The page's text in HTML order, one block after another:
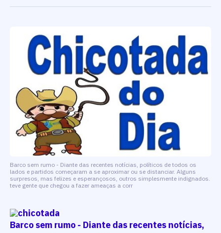
Barco sem rumo - Diante das recentes notícias, políticos de todos os
lados e partidos começaram a se aproximar ou se distanciar. Alguns
surpresos, mas felizes e esperançosos, outros simplesmente indignados.
teve gente que chegou a fazer ameaças a corr
Barco sem rumo - Diante das recentes notícias,